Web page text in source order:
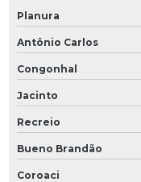
Planura
Antônio Carlos
Congonhal
Jacinto
Recreio
Bueno Brandão
Coroaci